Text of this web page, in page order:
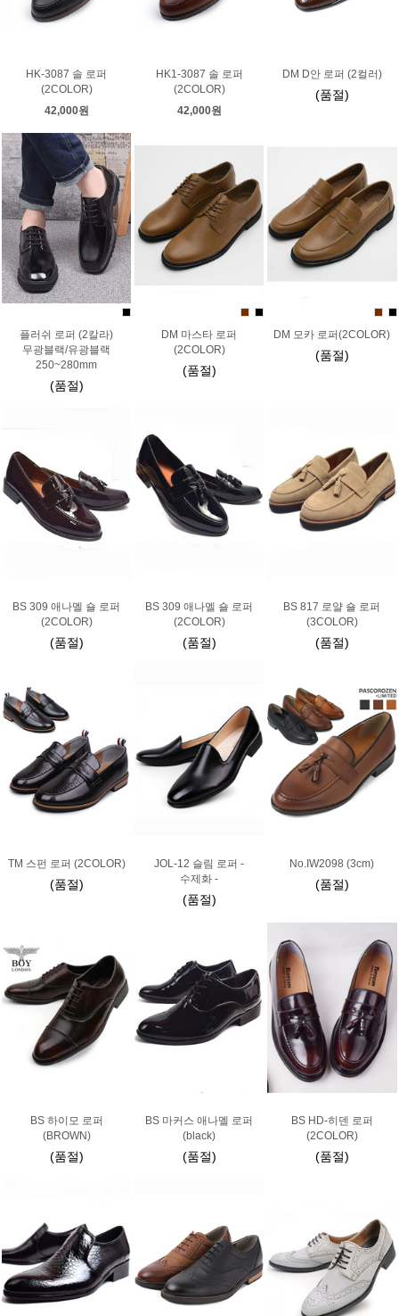
HK-3087 솔 로퍼
(2COLOR)
42,000원
HK1-3087 솔 로퍼
(2COLOR)
42,000원
DM D안 로퍼 (2컬러)
(품절)
플러쉬 로퍼 (2칼라)
무광블랙/유광블랙
250~280mm
(품절)
DM 마스타 로퍼
(2COLOR)
(품절)
DM 모카 로퍼(2COLOR)
(품절)
BS 309 애나멜 숄 로퍼
(2COLOR)
(품절)
BS 309 애나멜 숄 로퍼
(2COLOR)
(품절)
BS 817 로얄 숄 로퍼
(3COLOR)
(품절)
TM 스펀 로퍼 (2COLOR)
(품절)
JOL-12 슬림 로퍼 -
수제화 -
(품절)
No.IW2098 (3cm)
(품절)
BS 하이모 로퍼
(BROWN)
(품절)
BS 마커스 애나멜 로퍼
(black)
(품절)
BS HD-히덴 로퍼
(2COLOR)
(품절)